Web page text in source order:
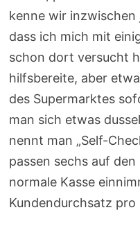
kenne wir inzwischen
dass ich mich mit
schon dort versucht
hilfsbereite, aber
des Supermarktes
man sich etwas
nennt man „Self-
passen sechs auf
normale Kasse
Kundendurchsatz pro